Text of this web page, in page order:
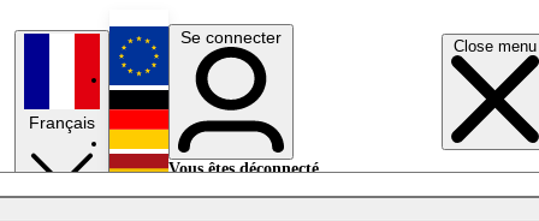
Close menu
Français
English
Deutsch
Se connecter
Vous êtes déconnecté.